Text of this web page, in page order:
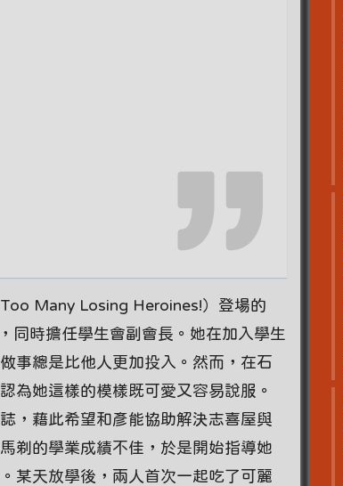
Many Losing Heroines!）登場的
同時擔任學生會副會長。她在加入學生
事總是比他人更加投入。然而，在石
為她這樣的模樣既可愛又容易說服。
，藉此希望和彥能協助解決志喜屋與
剃的學業成績不佳，於是開始指導她
某天放學後，兩人首次一起吃了可麗